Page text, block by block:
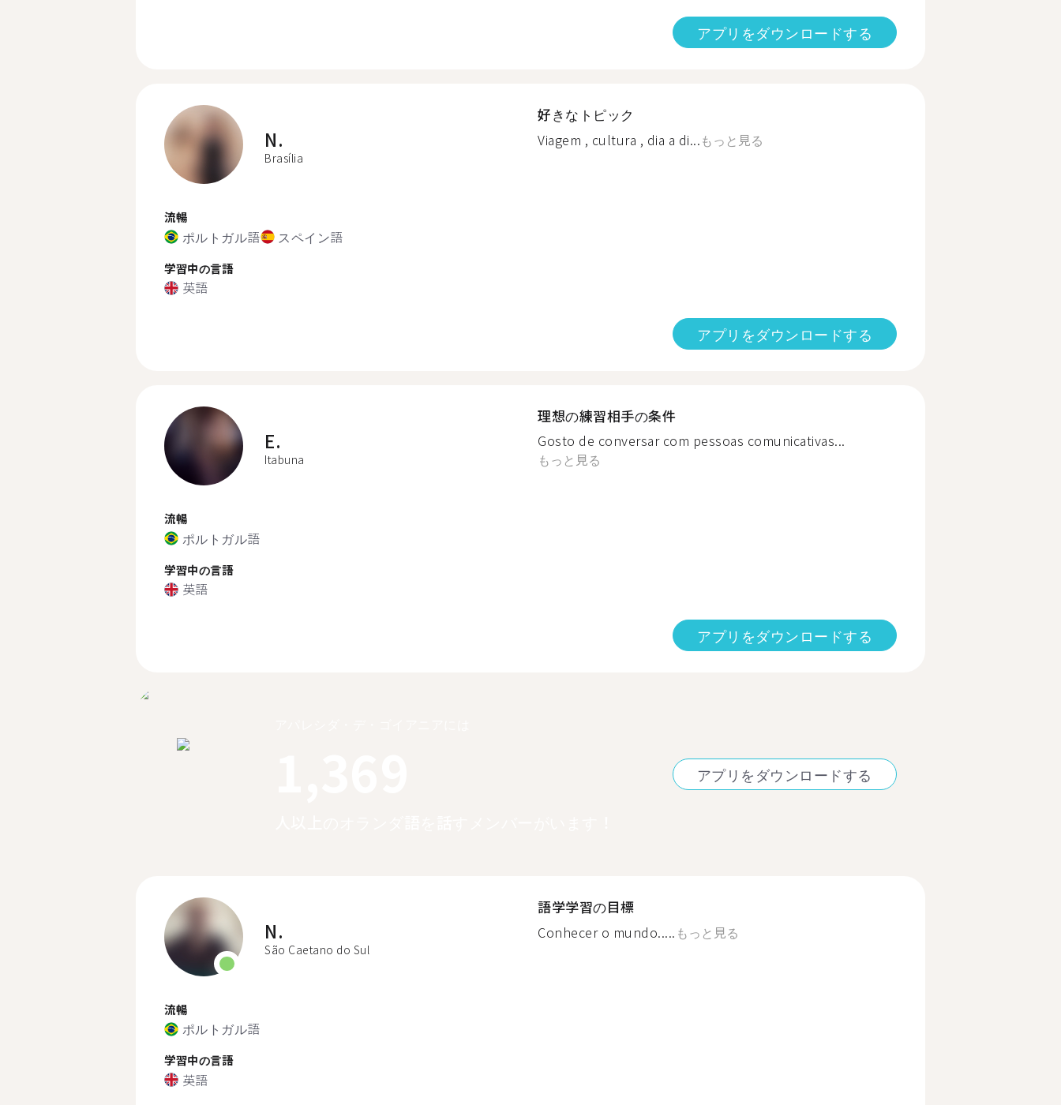
アプリをダウンロードする
N.
Brasília
流暢
ポルトガル語 スペイン語
学習中の言語
英語
好きなトピック
Viagem , cultura , dia a di...もっと見る
アプリをダウンロードする
E.
Itabuna
流暢
ポルトガル語
学習中の言語
英語
理想の練習相手の条件
Gosto de conversar com pessoas comunicativas...
もっと見る
アプリをダウンロードする
アプリをダウンロードする
N.
São Caetano do Sul
流暢
ポルトガル語
学習中の言語
英語
語学学習の目標
Conhecer o mundo..... もっと見る